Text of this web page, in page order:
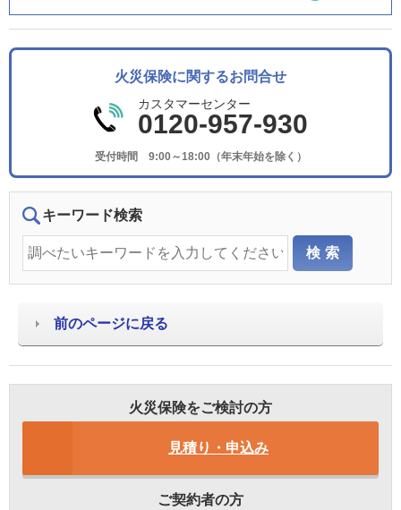
火災保険に関するお問合せ
カスタマーセンター
0120-957-930
受付時間 9:00～18:00（年末年始を除く）
キーワード検索
前のページに戻る
火災保険をご検討の方
見積り・申込み
ご契約者の方